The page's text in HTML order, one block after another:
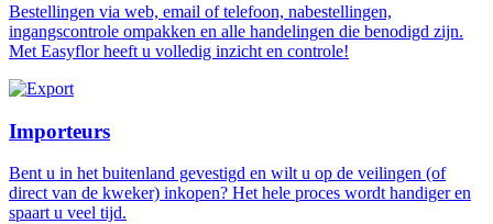
Bestellingen via web, email of telefoon, nabestellingen,
ingangscontrole ompakken en alle handelingen die benodigd zijn.
Met Easyflor heeft u volledig inzicht en controle!
Importeurs
Bent u in het buitenland gevestigd en wilt u op de veilingen (of
direct van de kweker) inkopen? Het hele proces wordt handiger en
spaart u veel tijd.